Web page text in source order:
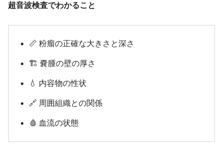
超音波検査でわかること
📏 粉瘤の正確な大きさと深さ
🏗️ 嚢腫の壁の厚さ
💧 内容物の性状
🔗 周囲組織との関係
🩸 血流の状態